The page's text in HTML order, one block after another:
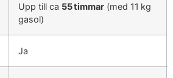
Upp till ca 55 timmar (med 11 kg
gasol)
Ja